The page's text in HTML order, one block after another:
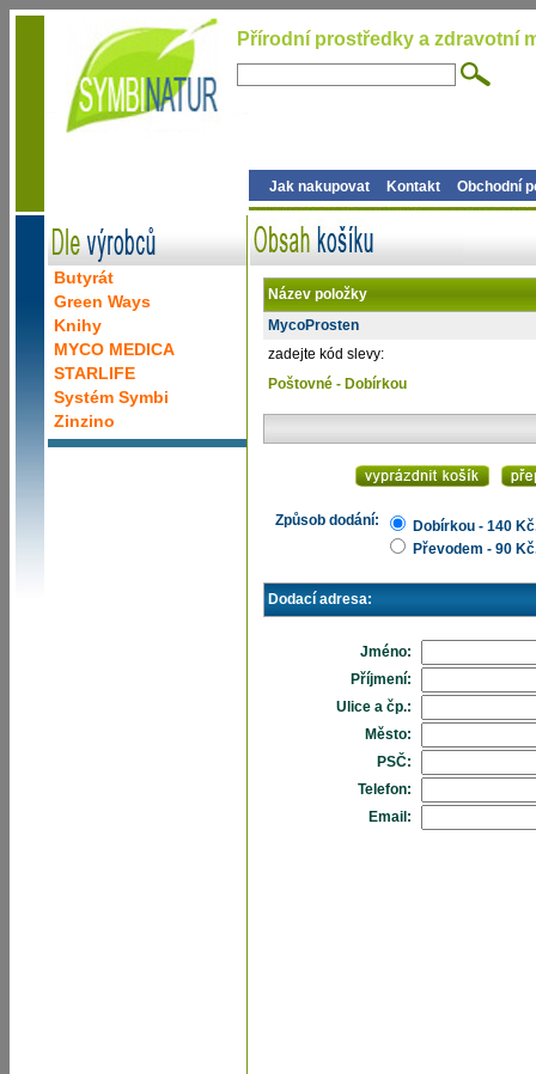
Přírodní prostředky a zdravotní
Jak nakupovat Kontakt Obchodní
Název položky
MycoProsten
zadejte kód slevy:
Poštovné - Dobírkou
Způsob dodání:
Dobírkou - 140
Převodem - 90
Dodací adresa:
Jméno:
Příjmení:
Ulice a čp.:
Město:
PSČ:
Telefon:
Email:
Butyrát
Green Ways
Knihy
MYCO MEDICA
STARLIFE
Systém Symbi
Zinzino